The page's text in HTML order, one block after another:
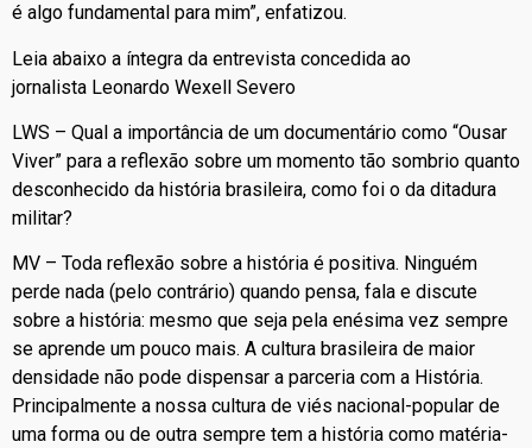
é algo fundamental para mim”, enfatizou.
Leia abaixo a íntegra da entrevista concedida ao
jornalista Leonardo Wexell Severo
LWS – Qual a importância de um documentário como “Ousar
Viver” para a reflexão sobre um momento tão sombrio quanto
desconhecido da história brasileira, como foi o da ditadura
militar?
MV – Toda reflexão sobre a história é positiva. Ninguém
perde nada (pelo contrário) quando pensa, fala e discute
sobre a história: mesmo que seja pela enésima vez sempre
se aprende um pouco mais. A cultura brasileira de maior
densidade não pode dispensar a parceria com a História.
Principalmente a nossa cultura de viés nacional-popular de
uma forma ou de outra sempre tem a história como matéria-